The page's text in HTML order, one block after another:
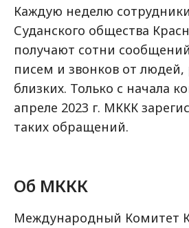
Каждую неделю
Суданского общества
получают сотни
писем и звонков от
близких. Только с начала
апреле 2023 г. МККК
таких обращений.
Об МККК
Международный Комитет